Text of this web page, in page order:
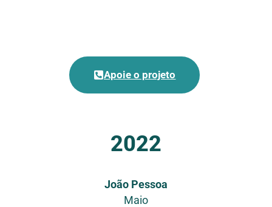
Apoie o projeto
2022
João Pessoa
Maio